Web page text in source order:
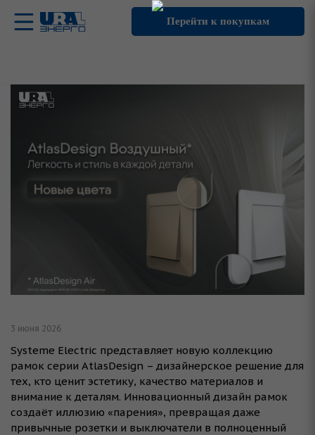
Перейти к покупкам
3 июня 2026
Systeme Electric представляет новую коллекцию
рамок серии AtlasDesign – дизайнерское решение для
тех, кто ценит эстетику, качество материалов и
внимание к деталям. Инновационный дизайн рамок
создаёт иллюзию «парения», превращая даже
привычные розетки и выключатели в полноценный